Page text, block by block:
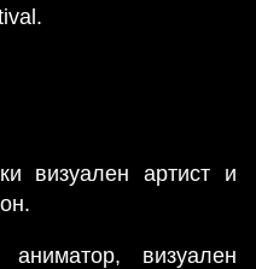
визуален артист и
визуален